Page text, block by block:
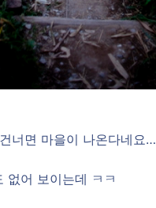
너면 마을이 나온다네요…
없어 보이는데 ㅋㅋ